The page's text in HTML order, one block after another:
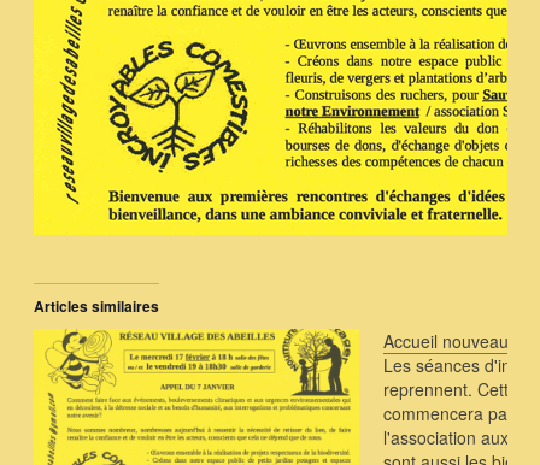
Articles similaires
Accueil nouveaux –
Les séances
reprennent. Cette
commencera par
l'association aux